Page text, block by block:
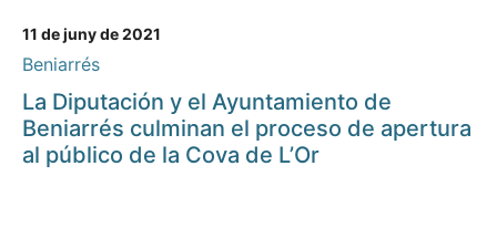
11 de juny de 2021
Beniarrés
La Diputación y el Ayuntamiento de
Beniarrés culminan el proceso de apertura
al público de la Cova de L’Or